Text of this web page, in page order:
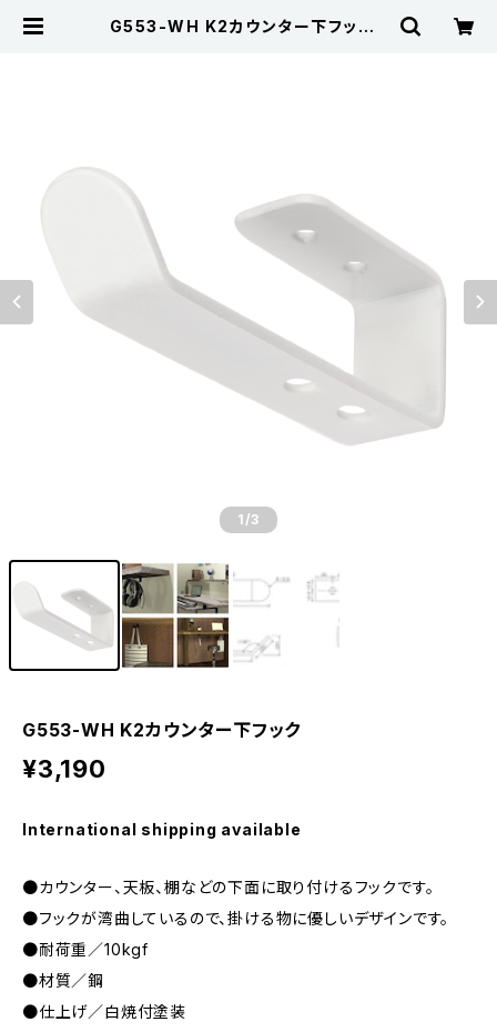
G553-WH K2カウンター下フック |
1 /3
G553-WH K2カウンター下フック
¥3,190
International shipping available
●カウンター、天板、棚などの下面に取り付けるフックです。
●フックが湾曲しているので、掛ける物に優しいデザインです。
●耐荷重／10kgf
●材質／鋼
●仕上げ／白焼付塗装